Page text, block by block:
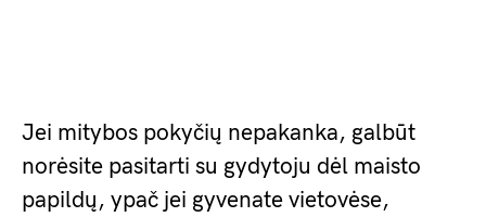
Jei mitybos pokyčių nepakanka, galbūt
norėsite pasitarti su gydytoju dėl maisto
papildų, ypač jei gyvenate vietovėse,